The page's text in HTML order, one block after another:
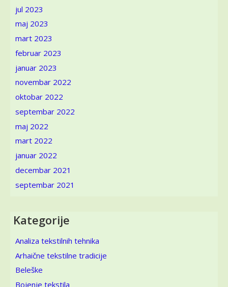
jul 2023
maj 2023
mart 2023
februar 2023
januar 2023
novembar 2022
oktobar 2022
septembar 2022
maj 2022
mart 2022
januar 2022
decembar 2021
septembar 2021
Kategorije
Analiza tekstilnih tehnika
Arhaične tekstilne tradicije
Beleške
Bojenje tekstila